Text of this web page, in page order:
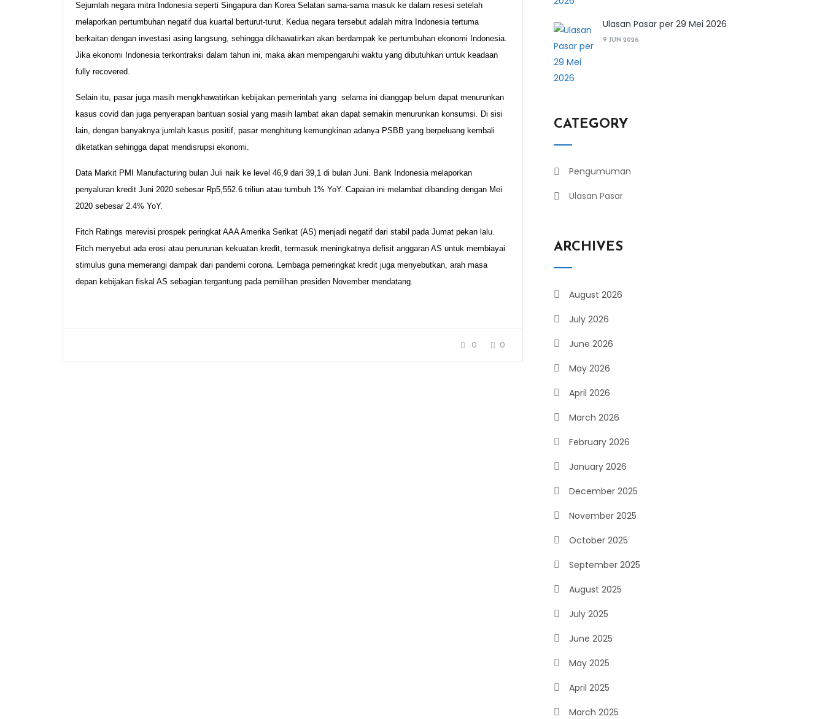
Sejumlah negara mitra Indonesia seperti Singapura dan Korea Selatan sama-sama masuk ke dalam resesi setelah
melaporkan pertumbuhan negatif dua kuartal berturut-turut. Kedua negara tersebut adalah mitra Indonesia tertuma
berkaitan dengan investasi asing langsung, sehingga dikhawatirkan akan berdampak ke pertumbuhan ekonomi Indonesia.
Jika ekonomi Indonesia terkontraksi dalam tahun ini, maka akan mempengaruhi waktu yang dibutuhkan untuk keadaan
fully recovered.
Selain itu, pasar juga masih mengkhawatirkan kebijakan pemerintah yang selama ini dianggap belum dapat menurunkan
kasus covid dan juga penyerapan bantuan sosial yang masih lambat akan dapat semakin menurunkan konsumsi. Di sisi
lain, dengan banyaknya jumlah kasus positif, pasar menghitung kemungkinan adanya PSBB yang berpeluang kembali
diketatkan sehingga dapat mendisrupsi ekonomi.
Data Markit PMI Manufacturing bulan Juli naik ke level 46,9 dari 39,1 di bulan Juni. Bank Indonesia melaporkan
penyaluran kredit Juni 2020 sebesar Rp5,552.6 triliun atau tumbuh 1% YoY. Capaian ini melambat dibanding dengan Mei
2020 sebesar 2.4% YoY.
Fitch Ratings merevisi prospek peringkat AAA Amerika Serikat (AS) menjadi negatif dari stabil pada Jumat pekan lalu.
Fitch menyebut ada erosi atau penurunan kekuatan kredit, termasuk meningkatnya defisit anggaran AS untuk membiayai
stimulus guna memerangi dampak dari pandemi corona. Lembaga pemeringkat kredit juga menyebutkan, arah masa
depan kebijakan fiskal AS sebagian tergantung pada pemilihan presiden November mendatang.
0 0
Ulasan Pasar per 29 Mei 2026
9 JUN 2026
CATEGORY
Pengumuman
Ulasan Pasar
ARCHIVES
August 2026
July 2026
June 2026
May 2026
April 2026
March 2026
February 2026
January 2026
December 2025
November 2025
October 2025
September 2025
August 2025
July 2025
June 2025
May 2025
April 2025
March 2025